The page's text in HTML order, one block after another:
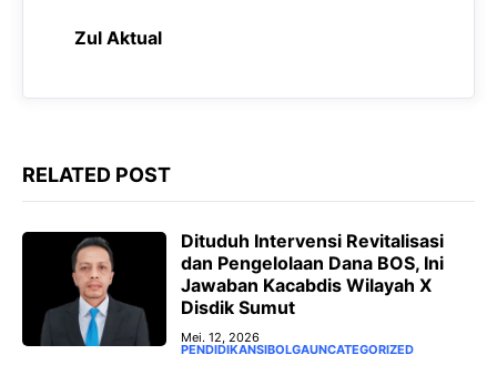
p
m
Zul Aktual
RELATED POST
‎Dituduh Intervensi Revitalisasi
dan Pengelolaan Dana BOS, Ini
Jawaban Kacabdis Wilayah X
Disdik Sumut ‎
Mei. 12, 2026
PENDIDIKANSIBOLGAUNCATEGORIZED